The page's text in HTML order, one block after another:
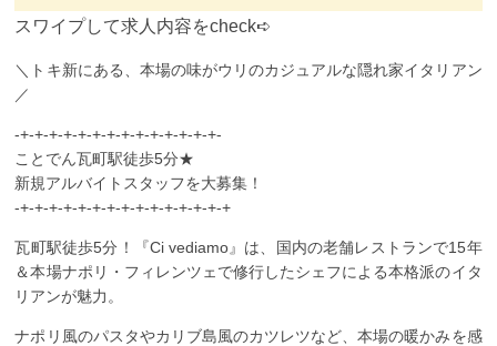
スワイプして求人内容をcheck➪
＼トキ新にある、本場の味がウリのカジュアルな隠れ家イタリアン
／
-+-+-+-+-+-+-+-+-+-+-+-+-+-+-
ことでん瓦町駅徒歩5分★
新規アルバイトスタッフを大募集！
-+-+-+-+-+-+-+-+-+-+-+-+-+-+-+
瓦町駅徒歩5分！『Ci vediamo』は、国内の老舗レストランで15年
＆本場ナポリ・フィレンツェで修行したシェフによる本格派のイタ
リアンが魅力。
ナポリ風のパスタやカリブ島風のカツレツなど、本場の暖かみを感